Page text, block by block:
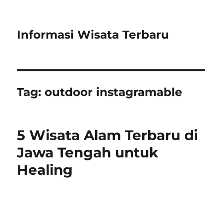
Informasi Wisata Terbaru
Tag:outdoor instagramable
5 Wisata Alam Terbaru di
Jawa Tengah untuk
Healing